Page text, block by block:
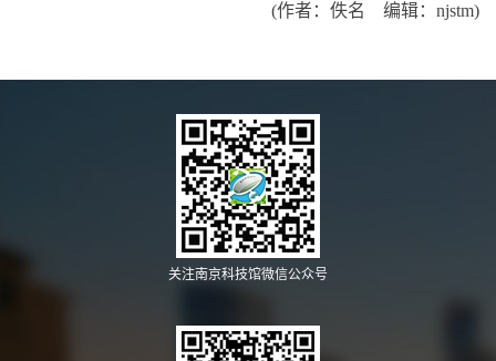
(作者：佚名 编辑：njstm)
关注南京科技馆微信公众号